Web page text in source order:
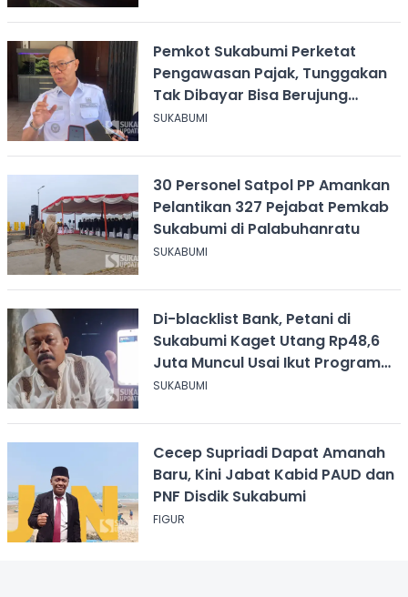
Pemkot Sukabumi Perketat
Pengawasan Pajak, Tunggakan
Tak Dibayar Bisa Berujung
Penutupan Usaha
SUKABUMI
30 Personel Satpol PP Amankan
Pelantikan 327 Pejabat Pemkab
Sukabumi di Palabuhanratu
SUKABUMI
Di-blacklist Bank, Petani di
Sukabumi Kaget Utang Rp48,6
Juta Muncul Usai Ikut Program
Singkong
SUKABUMI
Cecep Supriadi Dapat Amanah
Baru, Kini Jabat Kabid PAUD dan
PNF Disdik Sukabumi
FIGUR